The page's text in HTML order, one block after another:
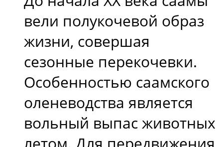
вели полукочевой образ
жизни, совершая
сезонные перекочевки.
Особенностью саамского
оленеводства является
вольный выпас животных